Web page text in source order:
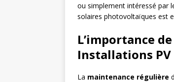
ou simplement intéressé par
solaires photovoltaïques est
L’importance
Installations PV
La maintenance régulière